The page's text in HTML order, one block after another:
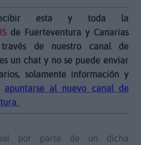
esta y toda la
de Fuerteventura y Canarias
de nuestro canal de
un chat y no se puede enviar
solamente información y
apuntarse al nuevo canal de
por parte de un dicha